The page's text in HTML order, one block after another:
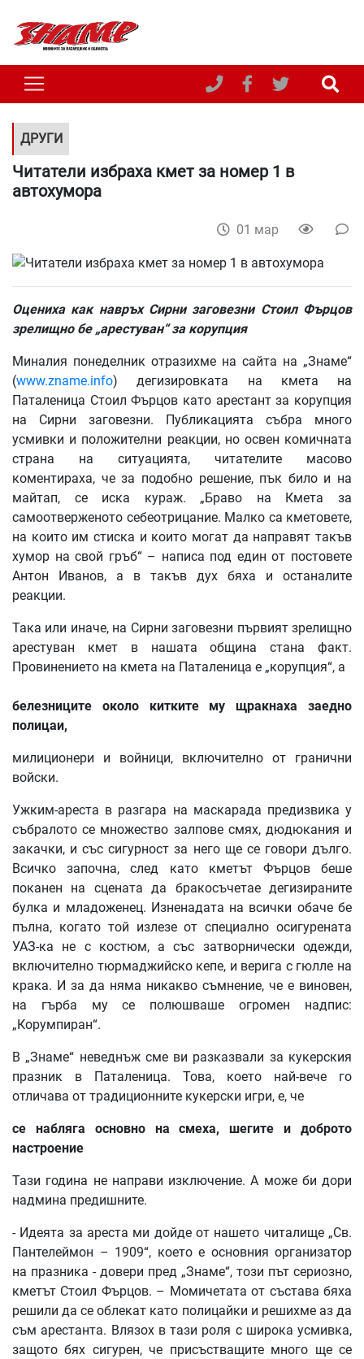
ДРУГИ
Читатели избраха кмет за номер 1 в
автохумора
01 мар
Оцениха как навръх Сирни заговезни Стоил Фърцов
зрелищно бе„арестуван“за корупция
Миналия понеделник отразихме на сайта на „Знаме“
(www.zname.info) дегизировката на кмета на
Паталеница Стоил Фърцов като арестант за корупция
на Сирни заговезни. Публикацията събра много
усмивки и положителни реакции, но освен комичната
страна на ситуацията, читателите масово
коментираха, че за подобно решение, пък било и на
майтап, се иска кураж. „Браво на Кмета за
самоотверженото себеотрицание. Малко са кметовете,
на които им стиска и които могат да направят такъв
хумор на свой гръб“ – написа под един от постовете
Антон Иванов, а в такъв дух бяха и останалите
реакции.
Така или иначе, на Сирни заговезни първият зрелищно
арестуван кмет в нашата община стана факт.
Провинението на кмета на Паталеница е „корупция“, а
белезниците около китките му щракнаха
заедно
полицаи,
милиционери и войници, включително от гранични
войски.
Ужким-ареста в разгара на маскарада предизвика у
събралото се множество залпове смях, дюдюкания и
закачки, и със сигурност за него ще се говори дълго.
Всичко започна, след като кметът Фърцов беше
поканен на сцената да бракосъчетае дегизираните
булка и младоженец. Изненадата на всички обаче бе
пълна, когато той излезе от специално осигурената
УАЗ-ка не с костюм, а със затворнически одежди,
включително тюрмаджийско кепе, и верига с гюлле на
крака. И за да няма никакво съмнение, че е виновен,
на гърба му се полюшваше огромен надпис:
„Корумпиран“.
В „Знаме“ неведнъж сме ви разказвали за кукерския
празник в Паталеница. Това, което най-вече го
отличава от традиционните кукерски игри, е, че
се набляга основно на смеха,шегите и
доброто
настроение
Тази година не направи изключение. А може би дори
надмина предишните.
- Идеята за ареста ми дойде от нашето читалище „Св.
Пантелеймон – 1909“, което е основния организатор
на празника - довери пред „Знаме“, този път сериозно,
кметът Стоил Фърцов. – Момичетата от състава бяха
решили да се облекат като полицайки и решихме аз да
съм арестанта. Влязох в тази роля с широка усмивка,
защото бях сигурен, че присъстващите много ще се